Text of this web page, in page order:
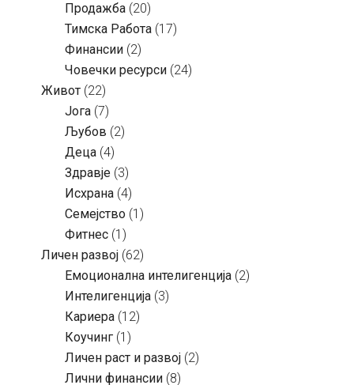
Продажба (20)
Тимска Работа (17)
Финансии (2)
Човечки ресурси (24)
Живот (22)
Јога (7)
Љубов (2)
Деца (4)
Здравје (3)
Исхрана (4)
Семејство (1)
Фитнес (1)
Личен развој (62)
Емоционална интелигенција (2)
Интелигенција (3)
Кариера (12)
Коучинг (1)
Личен раст и развој (2)
Лични финансии (8)